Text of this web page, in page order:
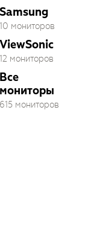
Samsung
10 мониторов
ViewSonic
12 мониторов
Все
мониторы
615 мониторов